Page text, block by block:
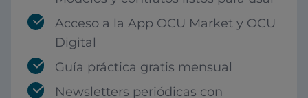
Acceso a la App OCU Market y OCU
Digital
Guía práctica gratis mensual
Newsletters periódicas con